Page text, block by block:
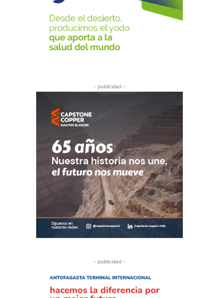
- publicidad -
- publicidad -